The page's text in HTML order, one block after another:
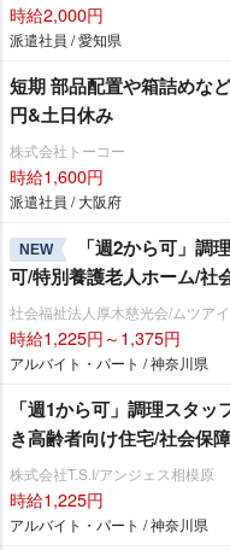
時給2,000円
派遣社員 / 愛知県
短期 部品配置や箱詰めな
円&土日休み
株式会社トーコー
時給1,600円
派遣社員 / 大阪府
NEW
「週2から可」調
可/特別養護老人ホーム/社
社会福祉法人厚木慈光会/ムツア
時給1,225円～1,375円
アルバイト・パート / 神奈川県
「週1から可」調理スタ
き高齢者向け住宅/社会保
株式会社T.S.I/アンジェス相模原
時給1,225円
アルバイト・パート / 神奈川県